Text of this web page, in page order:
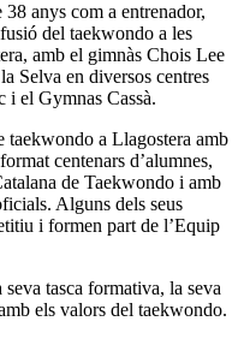
anys com a entrenador,
del taekwondo a les
amb el gimnàs Chois Lee
Selva en diversos centres
i el Gymnas Cassà.
taekwondo a Llagostera amb
centenars d’alumnes,
de Taekwondo i amb
Alguns dels seus
i formen part de l’Equip
tasca formativa, la seva
els valors del taekwondo.